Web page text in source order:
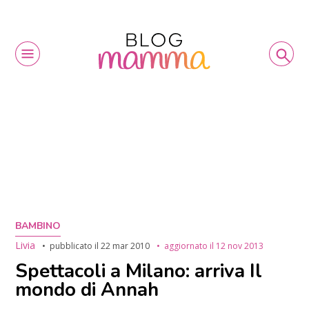
BAMBINO
Livia
pubblicato il22 mar 2010 aggiornato il 12 nov 2013
Spettacoli a Milano: arriva Il
mondo di Annah